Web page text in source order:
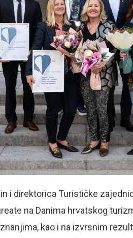
i direktorica Turističke
na Danima hrvatskog
kao i na izvrsnim